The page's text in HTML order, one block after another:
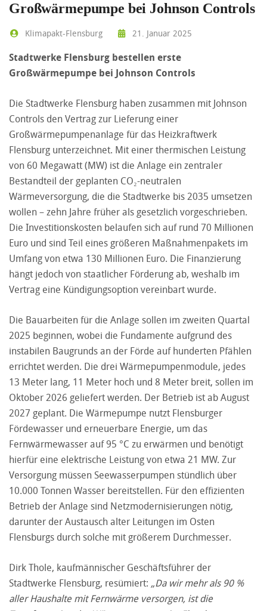
Großwärmepumpe bei Johnson Controls
Klimapakt-Flensburg 21. Januar 2025
Stadtwerke Flensburg bestellen erste
Großwärmepumpe bei Johnson Controls
Die Stadtwerke Flensburg haben zusammen mit Johnson
Controls den Vertrag zur Lieferung einer
Großwärmepumpenanlage für das Heizkraftwerk
Flensburg unterzeichnet. Mit einer thermischen Leistung
von 60 Megawatt (MW) ist die Anlage ein zentraler
Bestandteil der geplanten CO₂-neutralen
Wärmeversorgung, die die Stadtwerke bis 2035 umsetzen
wollen – zehn Jahre früher als gesetzlich vorgeschrieben.
Die Investitionskosten belaufen sich auf rund 70 Millionen
Euro und sind Teil eines größeren Maßnahmenpakets im
Umfang von etwa 130 Millionen Euro. Die Finanzierung
hängt jedoch von staatlicher Förderung ab, weshalb im
Vertrag eine Kündigungsoption vereinbart wurde.
Die Bauarbeiten für die Anlage sollen im zweiten Quartal
2025 beginnen, wobei die Fundamente aufgrund des
instabilen Baugrunds an der Förde auf hunderten Pfählen
errichtet werden. Die drei Wärmepumpenmodule, jedes
13 Meter lang, 11 Meter hoch und 8 Meter breit, sollen im
Oktober 2026 geliefert werden. Der Betrieb ist ab August
2027 geplant. Die Wärmepumpe nutzt Flensburger
Fördewasser und erneuerbare Energie, um das
Fernwärmewasser auf 95 °C zu erwärmen und benötigt
hierfür eine elektrische Leistung von etwa 21 MW. Zur
Versorgung müssen Seewasserpumpen stündlich über
10.000 Tonnen Wasser bereitstellen. Für den effizienten
Betrieb der Anlage sind Netzmodernisierungen nötig,
darunter der Austausch alter Leitungen im Osten
Flensburgs durch solche mit größerem Durchmesser.
Dirk Thole, kaufmännischer Geschäftsführer der
Stadtwerke Flensburg, resümiert: „Da wir mehr als 90 %
aller Haushalte mit Fernwärme versorgen, ist die